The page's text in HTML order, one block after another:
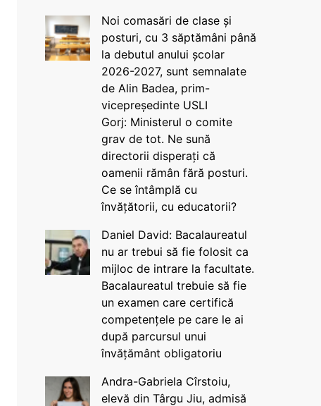
Noi comasări de clase și
posturi, cu 3 săptămâni până
la debutul anului școlar
2026-2027, sunt semnalate
de Alin Badea, prim-
vicepreședinte USLI
Gorj: Ministerul o comite
grav de tot. Ne sună
directorii disperați că
oamenii rămân fără posturi.
Ce se întâmplă cu
învățătorii, cu educatorii?
Daniel David: Bacalaureatul
nu ar trebui să fie folosit ca
mijloc de intrare la facultate.
Bacalaureatul trebuie să fie
un examen care certifică
competențele pe care le ai
după parcursul unui
învățământ obligatoriu
Andra-Gabriela Cîrstoiu,
elevă din Târgu Jiu, admisă